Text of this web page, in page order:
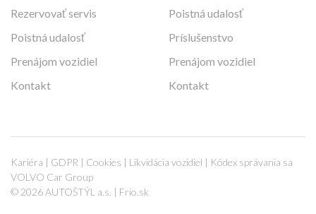
Rezervovať servis
Poistná udalosť
Prenájom vozidiel
Kontakt
Poistná udalosť
Príslušenstvo
Prenájom vozidiel
Kontakt
© 2026 AUTOŠTÝL a.s. | Frio.sk
Kariéra | GDPR | Cookies | Likvidácia vozidiel | Kódex správania sa
VOLVO Car Group